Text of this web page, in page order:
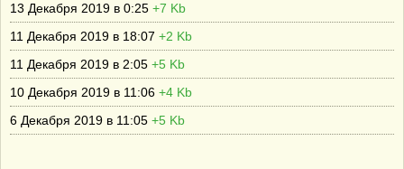
13 Декабря 2019 в 0:25 +7 Kb
11 Декабря 2019 в 18:07 +2 Kb
11 Декабря 2019 в 2:05 +5 Kb
10 Декабря 2019 в 11:06 +4 Kb
6 Декабря 2019 в 11:05 +5 Kb